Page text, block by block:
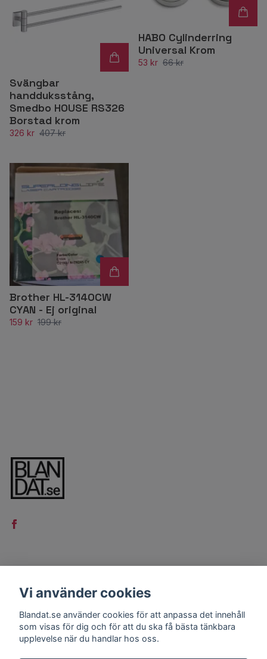
Svängbar
handduksstång,
Smedbo HOUSE RS326
Borstad krom
326 kr 407 kr
HABO Cylinderring
Universal Krom
53 kr 66 kr
Brother HL-3140CW
CYAN - Ej original
159 kr 199 kr
Kontakt
Köpvillkor
Vi använder cookies
Blandat.se använder cookies för att anpassa det innehåll
som visas för dig och för att du ska få bästa tänkbara
upplevelse när du handlar hos oss.